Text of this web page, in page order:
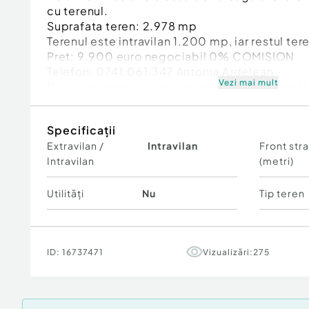
cu terenul.
Suprafata teren: 2.978 mp
Terenul este intravilan 1.200 mp, iar restul
Pret: 9.900 euro negociabil 0% COMISION
Nu ratati aceasta sansa unica! Pentru mai
Vezi mai mult
Specificații
Extravilan /
Intravilan
Intravilan
Front
(metri)
Utilități Nu Tip teren
ID: 16737471 Vizualizări: 275